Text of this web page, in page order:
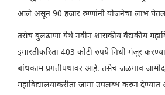
आले असून 90 हजार रुग्णांनी योजनेचा लाभ
तसेच बुलढाणा येथे नवीन शासकीय वैद्यकीय
इमारतीकरिता 403 कोटी रुपये निधी मंजूर
बांधकाम प्रगतीपथावर आहे. तसेच जळगाव
महाविद्यालयाकरीता जागा उपलब्ध करुन